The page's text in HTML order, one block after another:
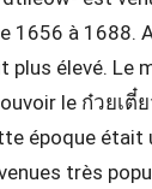
1656 à
plus élevé. Le
le ก๋วยเ
époque était
très